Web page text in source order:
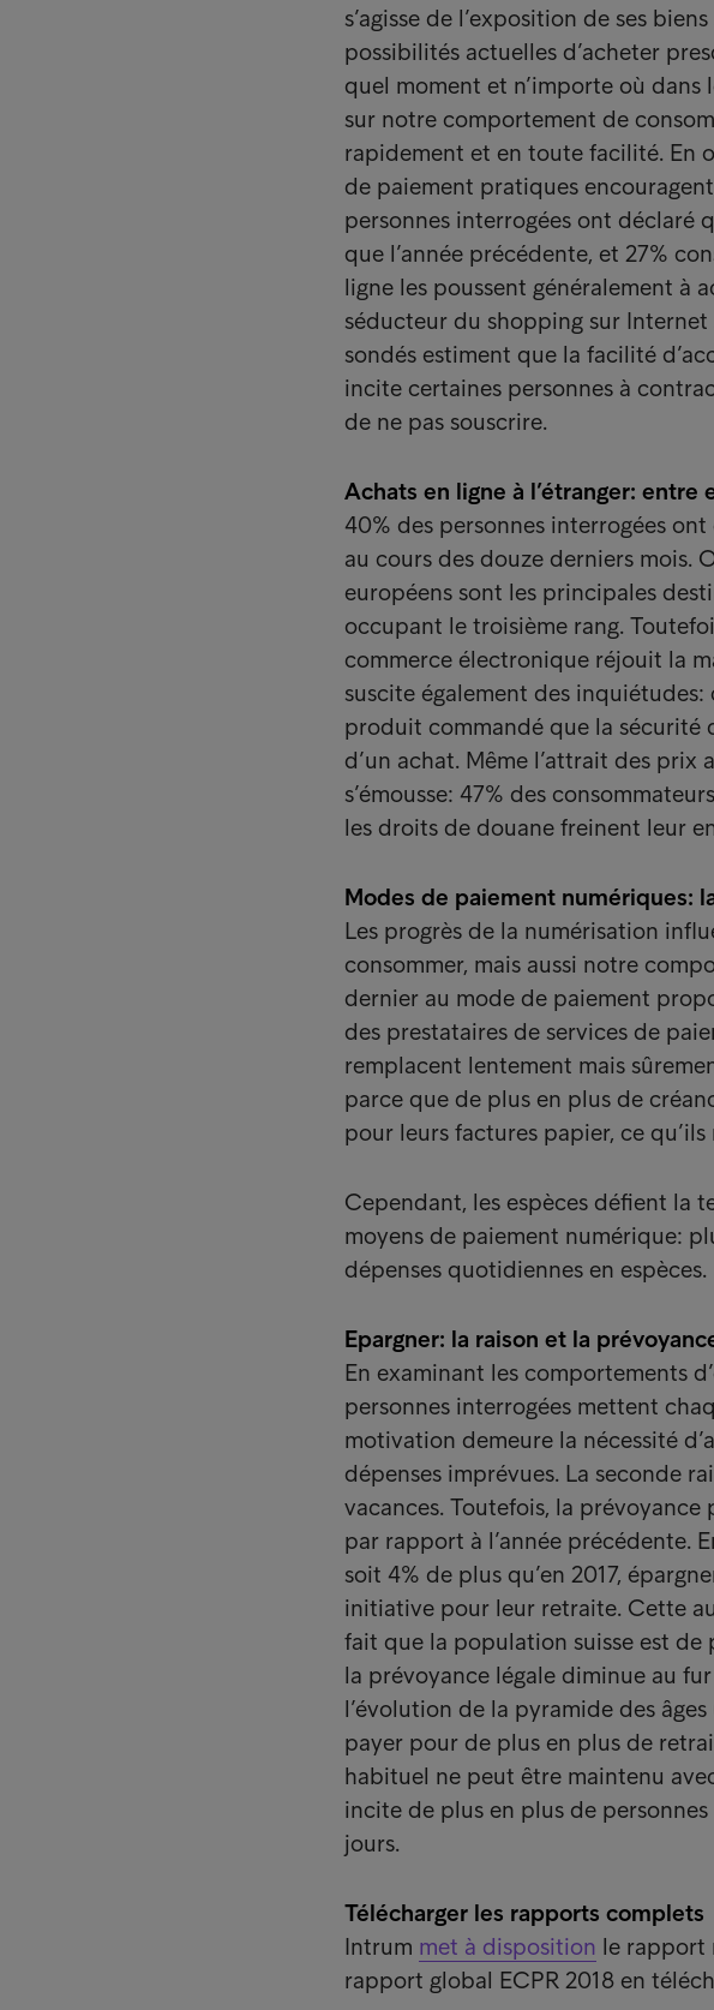
s’agisse de l’exposition de ses
possibilités actuelles d’acheter
quel moment et n’importe où
sur notre comportement de
rapidement et en toute facilité. En
de paiement pratiques
personnes interrogées ont déclaré
que l’année précédente, et 27%
ligne les poussent généralement à
séducteur du shopping sur
sondés estiment que la facilité
incite certaines personnes à
de ne pas souscrire.
Achats en ligne à l’étranger:
40% des personnes interrogées
au cours des douze derniers mois.
européens sont les principales
occupant le troisième rang.
commerce électronique réjouit la
suscite également des
produit commandé que la sécurité
d’un achat. Même l’attrait des prix
s’émousse: 47% des
les droits de douane freinent leur
Modes de paiement numériques:
Les progrès de la numérisation
consommer, mais aussi notre
dernier au mode de paiement
des prestataires de services de
remplacent lentement mais
parce que de plus en plus de
pour leurs factures papier, ce
Cependant, les espèces défient la
moyens de paiement numérique:
dépenses quotidiennes en espèces.
Epargner: la raison et la
En examinant les comportements
personnes interrogées mettent
motivation demeure la nécessité
dépenses imprévues. La seconde
vacances. Toutefois, la
par rapport à l’année précédente.
soit 4% de plus qu’en 2017,
initiative pour leur retraite. Cette
fait que la population suisse est
la prévoyance légale diminue au
l’évolution de la pyramide des
payer pour de plus en plus de
habituel ne peut être maintenu
incite de plus en plus de
jours.
Télécharger les rapports complets
Intrum met à disposition le rapport
rapport global ECPR 2018 en